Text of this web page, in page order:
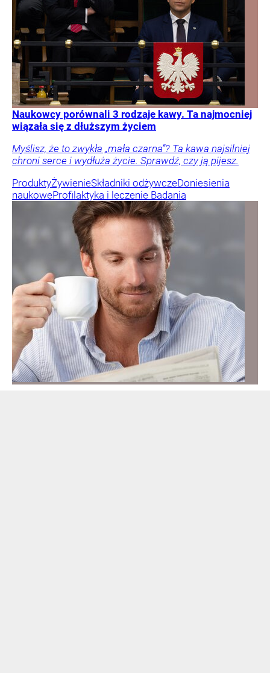
Naukowcy porównali 3 rodzaje kawy. Ta najmocniej
wiązała się z dłuższym życiem
Myślisz, że to zwykła „mała czarna”? Ta kawa najsilniej
chroni serce i wydłuża życie. Sprawdź, czy ją pijesz.
ProduktyŻywienieSkładniki odżywczeDoniesienia
naukoweProfilaktyka i leczenie Badania